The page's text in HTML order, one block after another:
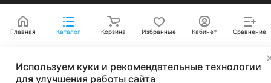
Главная Каталог Корзина Избранные Кабинет Сравнение
Используем куки и рекомендательные технологии
для улучшения работы сайта